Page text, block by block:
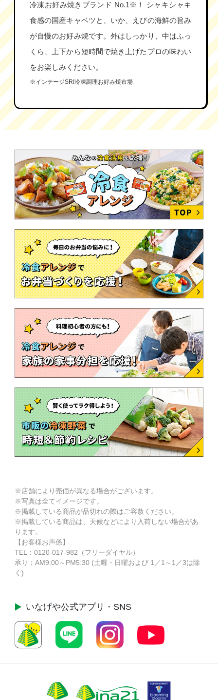
冷凍お好み焼きブランド No.1※！ シャキシャキ
食感の国産キャベツと、いか、えびの海鮮の旨み
が自慢のお好み焼です。外はしっかり、中はふっ
くら、上下から短時間で焼き上げたプロの味わい
をお楽しみください。
※インテージSRI冷凍調理お好み焼市場
※店舗により売価が異なる場合がございます。
※写真は全てイメージです。
※掲載している商品が品切れの際はご容赦ください。
※掲載している商品は、天候などにより入荷しない場合があ
ります。
【お客様お声係】
TEL： 0120-017-982 （フリーダイヤル）
承り：AM9:00～PM5:30 (土曜・日曜および 1／1～1／3は除
く)
いなげや公式アプリ・SNS